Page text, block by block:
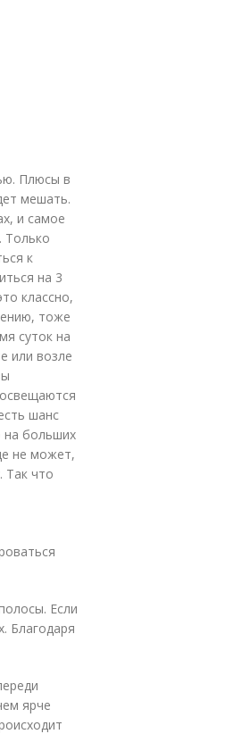
Плюсы в
мешать.
и самое
Только
к
на 3
классно,
тоже
суток на
или возле
шанс
на больших
не может,
Так что
Если
Благодаря
ярче